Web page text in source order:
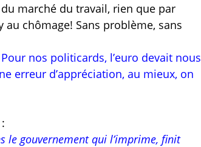
marché du travail, rien que par
au chômage! Sans problème, sans
Pour nos politicards, l’euro devait nous
erreur d’appréciation, au mieux, on
le gouvernement qui l’imprime, finit